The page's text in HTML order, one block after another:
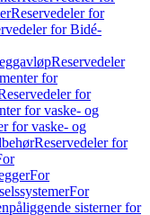
Reservedeler for
for Bidé-
Reservedeler
for
for
for vaske- og
for vaske- og
Reservedeler for
For
For
sisterner for